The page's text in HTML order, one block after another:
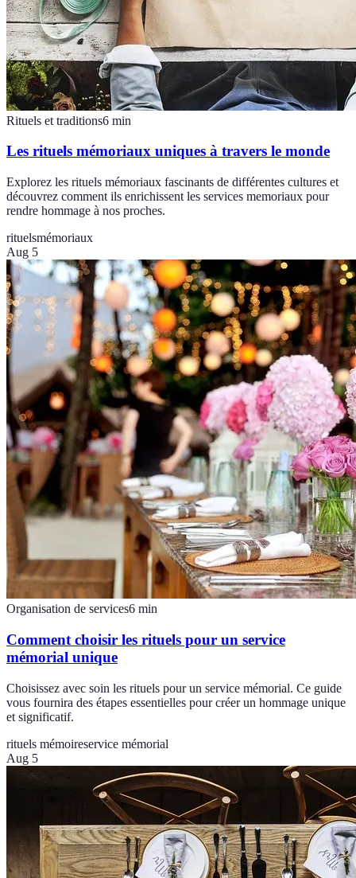
Rituels et traditions6 min
Les rituels mémoriaux uniques à travers le monde
Explorez les rituels mémoriaux fascinants de différentes cultures et
découvrez comment ils enrichissent les services memoriaux pour
rendre hommage à nos proches.
rituelsmémoriaux
Aug 5
Organisation de services6 min
Comment choisir les rituels pour un service
mémorial unique
Choisissez avec soin les rituels pour un service mémorial. Ce guide
vous fournira des étapes essentielles pour créer un hommage unique
et significatif.
rituels mémoireservice mémorial
Aug 5